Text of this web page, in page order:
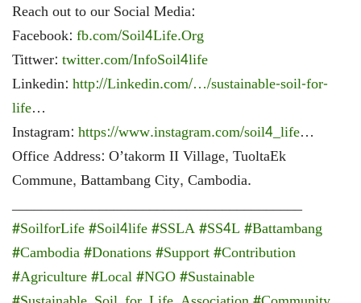
Reach out to our Social Media:
Facebook:fb.com/Soil4Life.Org
Tittwer:twitter.com/InfoSoil4life
Linkedin:http://Linkedin.com/…/sustainable-soil-for-
life…
Instagram:https://www.instagram.com/soil4_life…
Office Address: O’takorm II Village, TuoltaEk
Commune, Battambang City, Cambodia.
________________________________________
#SoilforLife#Soil4life#SSLA#SS4L#Battambang
#Cambodia#Donations#Support#Contribution
#Agriculture#Local#NGO#Sustainable